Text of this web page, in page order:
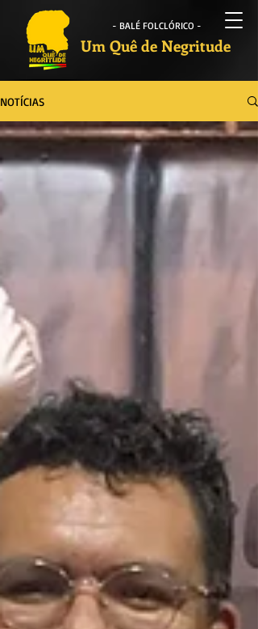
- BALÉ FOLCLÓRICO -
Um Quê de Negritude
NOTÍCIAS